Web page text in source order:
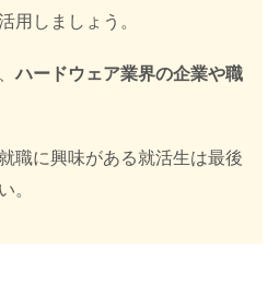
用しましょう。
ハードウェア業界の企業や職
職に興味がある就活生は最後
。